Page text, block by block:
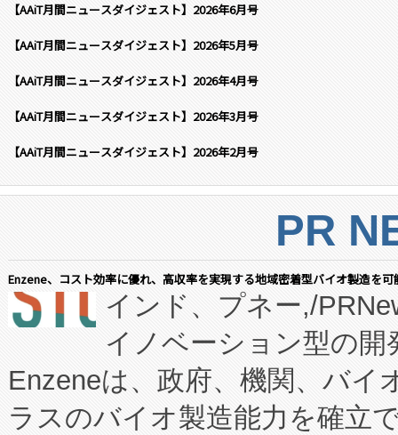
【AAiT月間ニュースダイジェスト】2026年6月号
【AAiT月間ニュースダイジェスト】2026年5月号
【AAiT月間ニュースダイジェスト】2026年4月号
【AAiT月間ニュースダイジェスト】2026年3月号
【AAiT月間ニュースダイジェスト】2026年2月号
PR
Enzene、コスト効率に優れ、高収率を実現する地域密着型バイオ製造を
インド、プネー,/
イノベーション型の
Enzeneは、政府、機関、バイ
ラスのバイオ製造能力を確立